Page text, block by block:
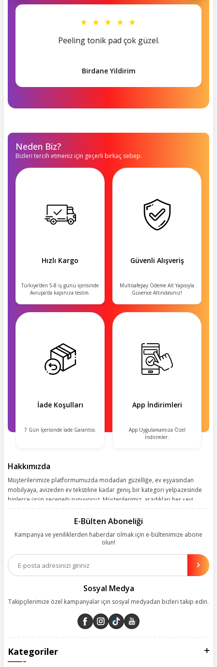
★ ★ ★ ★ ★
Peeling tonik pad çok güzel.
Birdane Yildirim
Neden Biz?
Bizleri tercih etmeniz için geçerli birkaç sebep.
Hızlı Kargo
Türkiye'den 5-8 iş günü içerisinde
Avrupa'da kapınıza teslim.
Güvenli Alışveriş
Multisafepay Ödeme Alt Yapısıyla
Güvence Altındasınız!
İade Koşulları
7 Gün İçerisinde İade Garantisi.
App İndirimleri
App Uygulamamıza Özel
İndirimler.
Hakkımızda
Müşterilerimize platformumuzda modadan güzelliğe, ev eşyasından
mobilyaya, avizeden ev tekstiline kadar geniş bir kategori yelpazesinde
binlerce ürün seçeneği sunuyoruz. Müşterilerimiz, aradıkları her şeyi
kolay, kusursuz ve keyifli bir alışveriş yolculuğu sunarken deneyiminize
olanakları sunuyoruz. Çalışmalarımızı müşterilerimizin memnuniyetini
esas alarak yürütüyoruz.
E-Bülten Aboneliği
Kampanya ve yeniliklerden haberdar olmak için e-bültenimize abone
olun!
Sosyal Medya
Takipçilerimize özel kampanyalar için sosyal medyadan bizleri takip edin.
Kategoriler